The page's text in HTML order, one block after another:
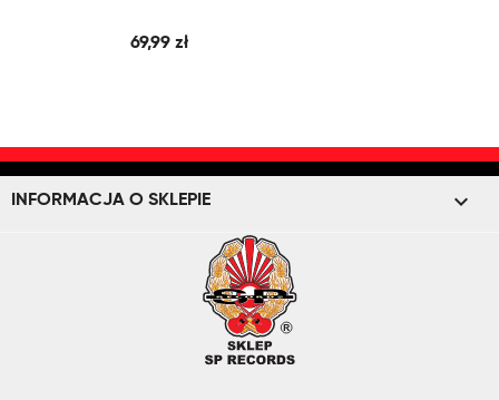
69,99 zł
INFORMACJA O SKLEPIE keyboard_arrow_down